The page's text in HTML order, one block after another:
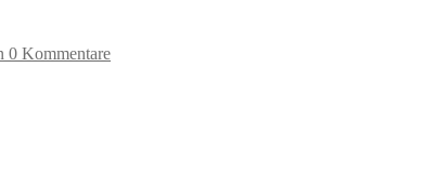
0 Kommentare